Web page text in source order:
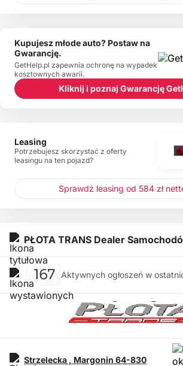
PŁOTA TRANS Dealer
167 Aktywnych ogłoszeń w
Strzelecka , Margonin 64-830
Kupujesz młode auto? Postaw na
Gwarancję.
GetHelp.pl zapewnia ochronę na wypadek
kosztownych awarii.
Kliknij i poznaj Gwarancję
Leasing
Potrzebujesz skorzystać z oferty
leasingu na ten pojazd?
Sprawdź leasing od 584 zł